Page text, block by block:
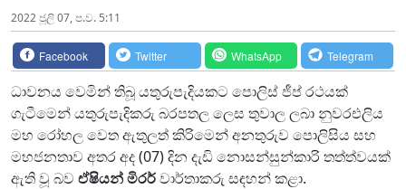
2022 ජූලි 07, ප.ව. 5:11
Facebook Twitter WhatsApp Telegram
ධාවනය වෙමින් තිබූ යතුරුපැදියකට පොලිස් ජීප් රථයක්
ගැටීමෙන් යතුරුපැදිකරු බරපතල ලෙස තුවාල ලබා නුවරඑලිය
මහ රෝහල වෙත ඇතුලත් කිරිමෙන් අනතුරුව පොලිසිය සහ
මහජනතාව අතර අද (07) දින දැඩි නොසන්සුන්කාරි තත්ත්වයක්
ඇති වූ බව ඒෂියන් මිරර්වාර්තාකරු සඳහන් කළා.